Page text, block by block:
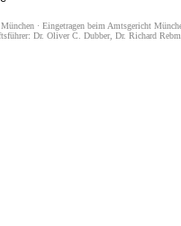
· Eingetragen beim Amtsgericht
Dr. Oliver C. Dubber, Dr. Richard